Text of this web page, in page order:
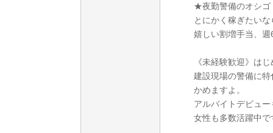
★夜勤警備のオシ
とにかく稼ぎたい
嬉しい割増手当、
《未経験歓迎》は
建設現場の警備に
かめますよ。
アルバイトデビュ
女性も多数活躍中で